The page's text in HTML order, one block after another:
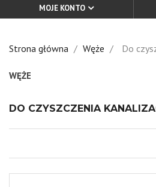
MOJE KONTO
Strona główna Węże Do
WĘŻE
DO CZYSZCZENIA